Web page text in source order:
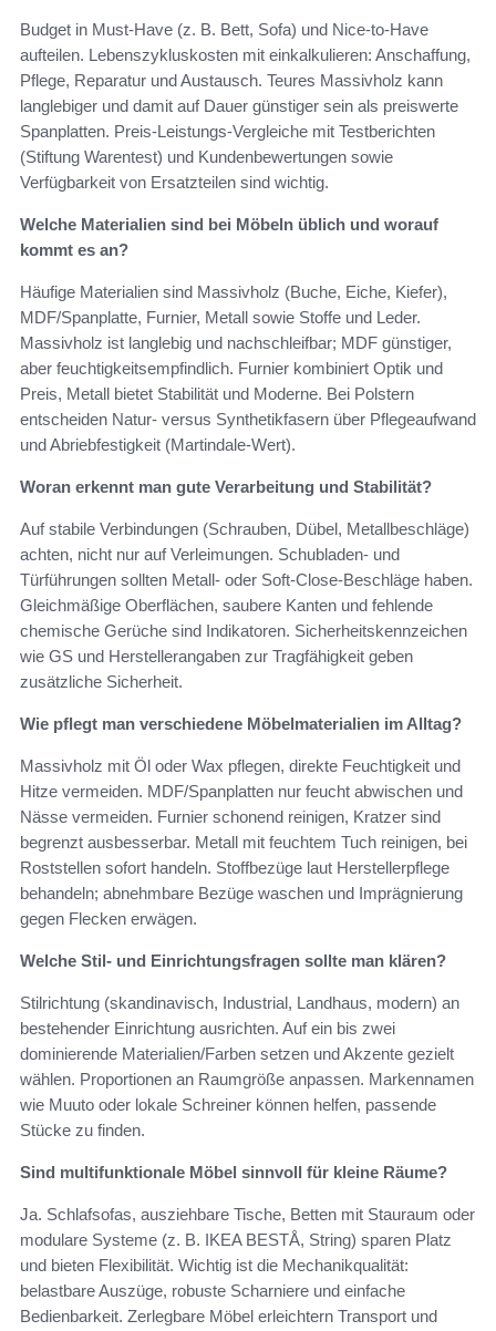
Budget in Must-Have (z. B. Bett, Sofa) und Nice-to-Have
aufteilen. Lebenszykluskosten mit einkalkulieren: Anschaffung,
Pflege, Reparatur und Austausch. Teures Massivholz kann
langlebiger und damit auf Dauer günstiger sein als preiswerte
Spanplatten. Preis-Leistungs-Vergleiche mit Testberichten
(Stiftung Warentest) und Kundenbewertungen sowie
Verfügbarkeit von Ersatzteilen sind wichtig.
Welche Materialien sind bei Möbeln üblich und worauf
kommt es an?
Häufige Materialien sind Massivholz (Buche, Eiche, Kiefer),
MDF/Spanplatte, Furnier, Metall sowie Stoffe und Leder.
Massivholz ist langlebig und nachschleifbar; MDF günstiger,
aber feuchtigkeitsempfindlich. Furnier kombiniert Optik und
Preis, Metall bietet Stabilität und Moderne. Bei Polstern
entscheiden Natur- versus Synthetikfasern über Pflegeaufwand
und Abriebfestigkeit (Martindale-Wert).
Woran erkennt man gute Verarbeitung und Stabilität?
Auf stabile Verbindungen (Schrauben, Dübel, Metallbeschläge)
achten, nicht nur auf Verleimungen. Schubladen- und
Türführungen sollten Metall- oder Soft-Close-Beschläge haben.
Gleichmäßige Oberflächen, saubere Kanten und fehlende
chemische Gerüche sind Indikatoren. Sicherheitskennzeichen
wie GS und Herstellerangaben zur Tragfähigkeit geben
zusätzliche Sicherheit.
Wie pflegt man verschiedene Möbelmaterialien im Alltag?
Massivholz mit Öl oder Wax pflegen, direkte Feuchtigkeit und
Hitze vermeiden. MDF/Spanplatten nur feucht abwischen und
Nässe vermeiden. Furnier schonend reinigen, Kratzer sind
begrenzt ausbesserbar. Metall mit feuchtem Tuch reinigen, bei
Roststellen sofort handeln. Stoffbezüge laut Herstellerpflege
behandeln; abnehmbare Bezüge waschen und Imprägnierung
gegen Flecken erwägen.
Welche Stil- und Einrichtungsfragen sollte man klären?
Stilrichtung (skandinavisch, Industrial, Landhaus, modern) an
bestehender Einrichtung ausrichten. Auf ein bis zwei
dominierende Materialien/Farben setzen und Akzente gezielt
wählen. Proportionen an Raumgröße anpassen. Markennamen
wie Muuto oder lokale Schreiner können helfen, passende
Stücke zu finden.
Sind multifunktionale Möbel sinnvoll für kleine Räume?
Ja. Schlafsofas, ausziehbare Tische, Betten mit Stauraum oder
modulare Systeme (z. B. IKEA BESTÅ, String) sparen Platz
und bieten Flexibilität. Wichtig ist die Mechanikqualität:
belastbare Auszüge, robuste Scharniere und einfache
Bedienbarkeit. Zerlegbare Möbel erleichtern Transport und